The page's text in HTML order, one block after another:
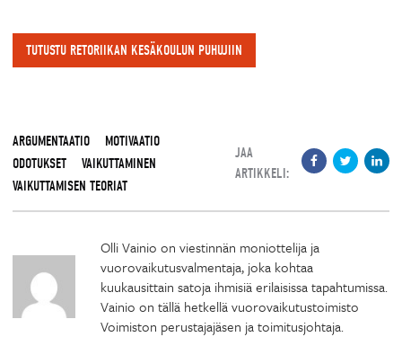
TUTUSTU RETORIIKAN KESÄKOULUN PUHUJIIN
ARGUMENTAATIO
MOTIVAATIO
ODOTUKSET
VAIKUTTAMINEN
VAIKUTTAMISEN TEORIAT
JAA
ARTIKKELI:
Olli Vainio on viestinnän moniottelija ja
vuorovaikutusvalmentaja, joka kohtaa
kuukausittain satoja ihmisiä erilaisissa tapahtumissa.
Vainio on tällä hetkellä vuorovaikutustoimisto
Voimiston perustajajäsen ja toimitusjohtaja.